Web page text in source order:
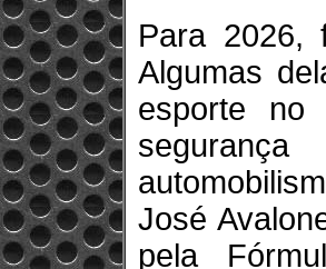
Para 2026,
Algumas
esporte
José
pela